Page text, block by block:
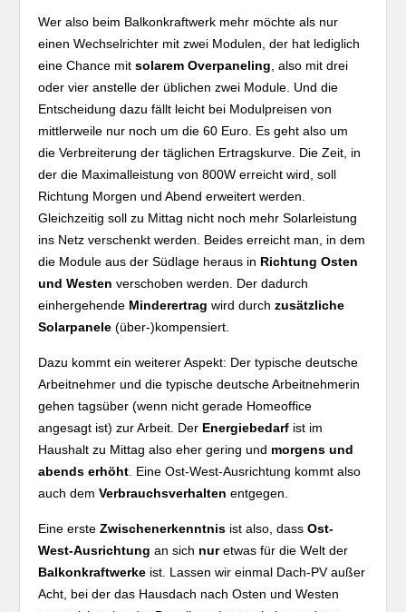
Wer also beim Balkonkraftwerk mehr möchte als nur
einen Wechselrichter mit zwei Modulen, der hat lediglich
eine Chance mitsolarem Overpaneling , also mit drei
oder vier anstelle der üblichen zwei Module. Und die
Entscheidung dazu fällt leicht bei Modulpreisen von
mittlerweile nur noch um die 60 Euro. Es geht also um
die Verbreiterung der täglichen Ertragskurve. Die Zeit, in
der die Maximalleistung von 800W erreicht wird, soll
Richtung Morgen und Abend erweitert werden.
Gleichzeitig soll zu Mittag nicht noch mehr Solarleistung
ins Netz verschenkt werden. Beides erreicht man, in dem
die Module aus der Südlage heraus in Richtung Osten
und Westen verschoben werden. Der dadurch
einhergehende Minderertrag wird durchzusätzliche
Solarpanele (über-)kompensiert.
Dazu kommt ein weiterer Aspekt: Der typische deutsche
Arbeitnehmer und die typische deutsche Arbeitnehmerin
gehen tagsüber (wenn nicht gerade Homeoffice
angesagt ist) zur Arbeit. Der Energiebedarf ist im
Haushalt zu Mittag also eher gering und morgens und
abends erhöht . Eine Ost-West-Ausrichtung kommt also
auch demVerbrauchsverhalten entgegen.
Eine ersteZwischenerkenntnis ist also, dassOst-
West-Ausrichtung an sich nuretwas für die Welt der
Balkonkraftwerke ist. Lassen wir einmal Dach-PV außer
Acht, bei der das Hausdach nach Osten und Westen